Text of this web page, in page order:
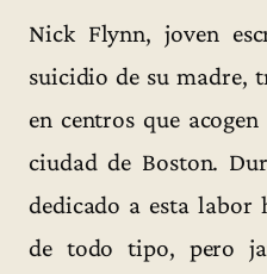
Nick Flynn, joven
suicidio de su madre,
en centros que
ciudad de Boston.
dedicado a esta labor
de todo tipo, pero